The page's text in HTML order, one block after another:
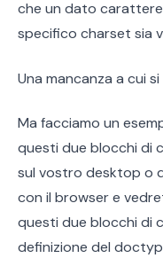
che un dato
specifico charset sia
Una mancanza a cui
Ma facciamo un
questi due blocchi di
sul vostro desktop o
con il browser e
questi due blocchi di
definizione del